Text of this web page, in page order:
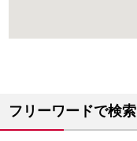
フリーワードで検索